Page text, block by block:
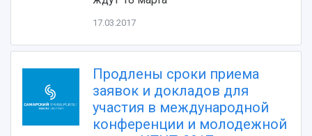
Наблюдательный совет
Попечительский совет
Ученый совет
Ректорат
Кадровый резерв
Объявления
СМИ об университете
Пресс-центр
Газета "Полет"
Газета "Самарский университет"
Бакалавриат и специалитет
Магистратура
Учебные планы
Дополнительное образование
Институты и факультеты
Диссертационные советы
Подготовка научных кадров
Научно-технический совет
Научные проекты и темы
Аспирантура и докторантура
17.03.2017
Продлены сроки приема
заявок и докладов для
участия в международной
конференции и молодежной